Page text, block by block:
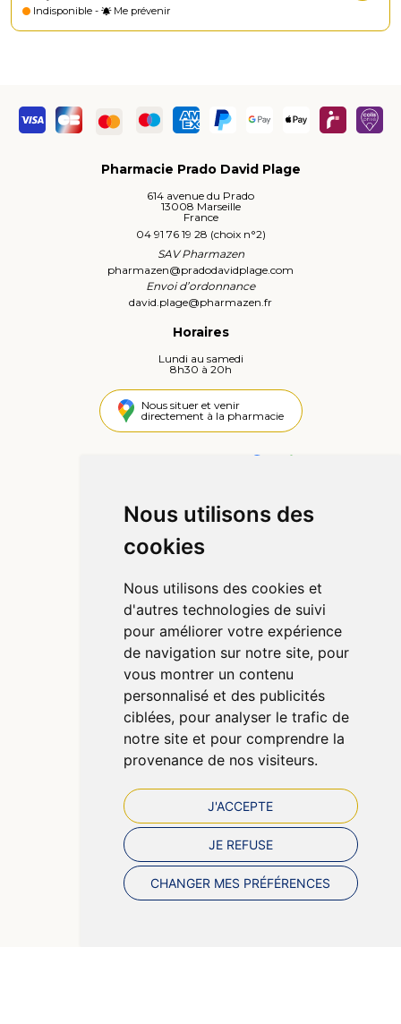
Nous utilisons des
cookies
Nous utilisons des cookies et
d'autres technologies de suivi
pour améliorer votre expérience
de navigation sur notre site, pour
vous montrer un contenu
personnalisé et des publicités
ciblées, pour analyser le trafic de
notre site et pour comprendre la
provenance de nos visiteurs.
J'ACCEPTE
JE REFUSE
CHANGER MES PRÉFÉRENCES
Indisponible - Me prévenir
Pharmacie Prado David Plage
614 avenue du Prado
13008 Marseille
France
04 91 76 19 28 (choix n°2)
SAV Pharmazen
pharmazen@pradodavidplage.com
Envoi d’ordonnance
david.plage@pharmazen.fr
Horaires
Lundi au samedi
8h30 à 20h
Nous situer et venir
directement à la pharmacie
Informations
Qui sommes-nous ?
Déclarer un effet indésirable
Mentions légales
CGV
Données personnelles
Cookies
Préférences Cookies